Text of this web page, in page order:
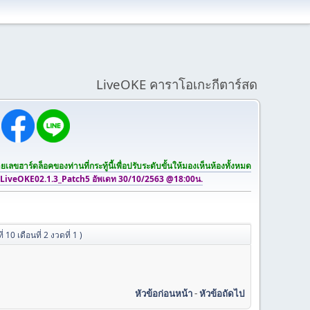
LiveOKE คาราโอเกะกีตาร์สด
เลขฮาร์ดล็อคของท่านที่กระทู้นี้เพื่อปรับระดับขั้นให้มองเห็นห้องทั้งหมด
อัพเดท 30/10/2563 @18:00น.
10 เดือนที่ 2 งวดที่ 1 )
หัวข้อก่อนหน้า-หัวข้อถัดไป